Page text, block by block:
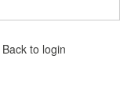
Back to login